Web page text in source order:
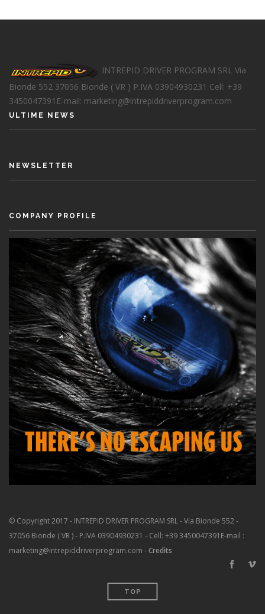
INTREPID DRIVER PROGRAM SRLVia
Bionde 552 37056 Bionde ( VR ) P.IVA 03904930231 Cell: +39
3450047391 E-mail: marketing@intrepiddriverprogram.com
ULTIME NEWS
NEWSLETTER
COMPANY PROFILE
© Copyright 2017 - INTREPID DRIVER PROGRAM SRL - Via Bionde 552 -
37056 Bionde ( VR ) - P.IVA 03904930231 - Cell: +39 3450047391 E-mail :
marketing@intrepiddriverprogram.com -Credits
TOP